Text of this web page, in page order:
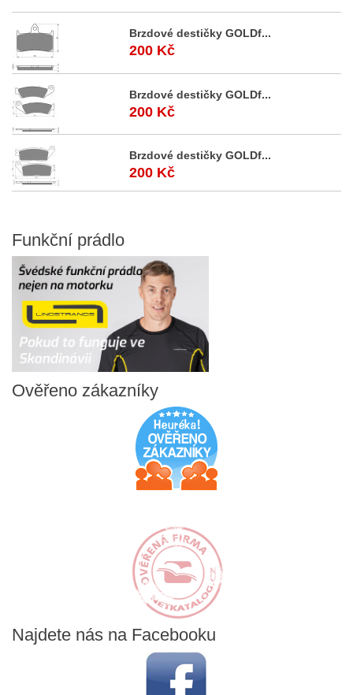
Brzdové destičky GOLDf...
200 Kč
Brzdové destičky GOLDf...
200 Kč
Brzdové destičky GOLDf...
200 Kč
Funkční prádlo
Ověřeno zákazníky
Najdete nás na Facebooku